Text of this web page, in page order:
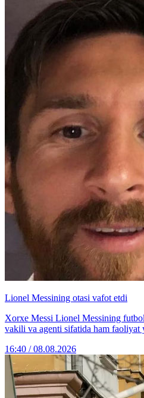
Lionel Messining otasi vafot etdi
Xorxe Messi Lionel Messining
vakili va agenti sifatida ham faoliyat
16:40 / 08.08.2026